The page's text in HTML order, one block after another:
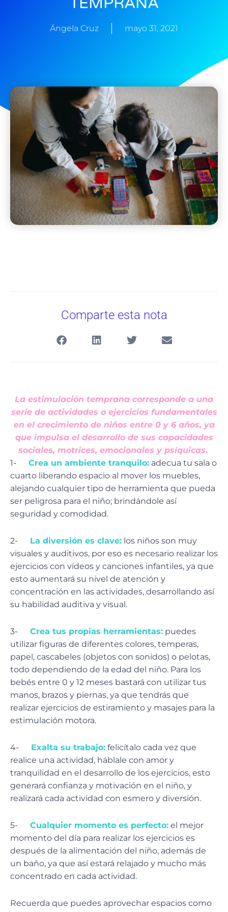
Ángela Cruz mayo 31, 2021
Comparte esta nota
La estimulación temprana corresponde a una
serie de actividades o ejercicios fundamentales
en el crecimiento de niños entre 0 y 6 años, ya
que impulsa el desarrollo de sus capacidades
sociales, motrices, emocionales y psíquicas.
1-
Crea un ambiente tranquilo: adecua tu sala o
cuarto liberando espacio al mover los muebles,
alejando cualquier tipo de herramienta que pueda
ser peligrosa para el niño; brindándole así
seguridad y comodidad.
2- La diversión es clave: los niños son muy
visuales y auditivos, por eso es necesario realizar los
ejercicios con vídeos y canciones infantiles, ya que
esto aumentará su nivel de atención y
concentración en las actividades, desarrollando así
su habilidad auditiva y visual.
3- Crea tus propias herramientas: puedes
utilizar figuras de diferentes colores, temperas,
papel, cascabeles (objetos con sonidos) o pelotas,
todo dependiendo de la edad del niño. Para los
bebés entre 0 y 12 meses bastará con utilizar tus
manos, brazos y piernas, ya que tendrás que
realizar ejercicios de estiramiento y masajes para la
estimulación motora.
4- Exalta su trabajo: felicítalo cada vez que
realice una actividad, háblale con amor y
tranquilidad en el desarrollo de los ejercicios, esto
generará confianza y motivación en el niño, y
realizará cada actividad con esmero y diversión.
5- Cualquier momento es perfecto: el mejor
momento del día para realizar los ejercicios es
después de la alimentación del niño, además de
un baño, ya que así estará relajado y mucho más
concentrado en cada actividad.
Recuerda que puedes aprovechar espacios como